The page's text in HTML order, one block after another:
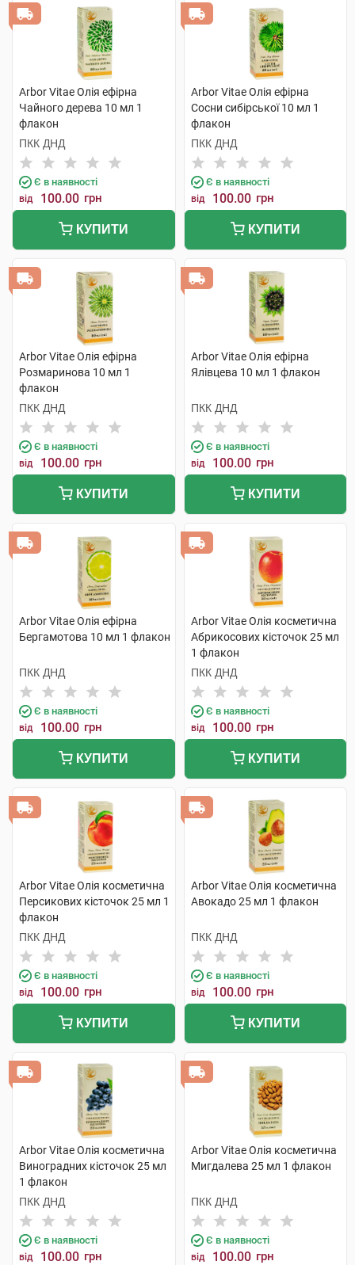
Arbor Vitae Олія ефірна
Чайного дерева 10 мл 1
флакон
ПКК ДНД
Є в наявності
від 100.00 грн
КУПИТИ
Arbor Vitae Олія ефірна
Сосни сибірської 10 мл 1
флакон
ПКК ДНД
Є в наявності
від 100.00 грн
КУПИТИ
Arbor Vitae Олія ефірна
Розмаринова 10 мл 1
флакон
ПКК ДНД
Є в наявності
від 100.00 грн
КУПИТИ
Arbor Vitae Олія ефірна
Ялівцева 10 мл 1 флакон
ПКК ДНД
Є в наявності
від 100.00 грн
КУПИТИ
Arbor Vitae Олія ефірна
Бергамотова 10 мл 1 флакон
ПКК ДНД
Є в наявності
від 100.00 грн
КУПИТИ
Arbor Vitae Олія косметична
Абрикосових кісточок 25 мл
1 флакон
ПКК ДНД
Є в наявності
від 100.00 грн
КУПИТИ
Arbor Vitae Олія косметична
Персикових кісточок 25 мл 1
флакон
ПКК ДНД
Є в наявності
від 100.00 грн
КУПИТИ
Arbor Vitae Олія косметична
Авокадо 25 мл 1 флакон
ПКК ДНД
Є в наявності
від 100.00 грн
КУПИТИ
Arbor Vitae Олія косметична
Виноградних кісточок 25 мл
1 флакон
ПКК ДНД
Є в наявності
від 100.00 грн
Arbor Vitae Олія косметична
Мигдалева 25 мл 1 флакон
ПКК ДНД
Є в наявності
від 100.00 грн